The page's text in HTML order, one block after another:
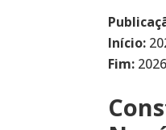
Início:
Fim: